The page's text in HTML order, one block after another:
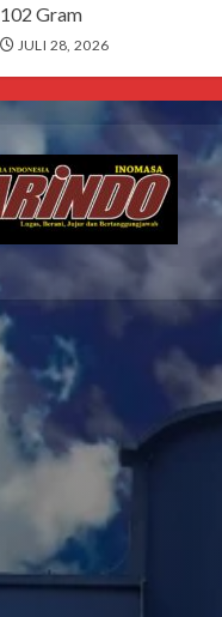
102 Gram
JULI 28, 2026